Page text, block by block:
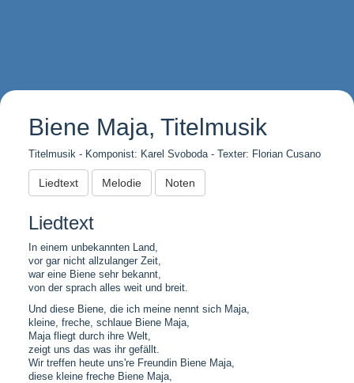
Biene Maja, Titelmusik
Titelmusik - Komponist: Karel Svoboda - Texter: Florian Cusano
Liedtext Melodie Noten
Liedtext
In einem unbekannten Land,
vor gar nicht allzulanger Zeit,
war eine Biene sehr bekannt,
von der sprach alles weit und breit.
Und diese Biene, die ich meine nennt sich Maja,
kleine, freche, schlaue Biene Maja,
Maja fliegt durch ihre Welt,
zeigt uns das was ihr gefällt.
Wir treffen heute uns're Freundin Biene Maja,
diese kleine freche Biene Maja,